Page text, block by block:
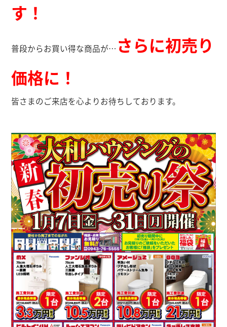
す！
普段からお買い得な商品が… さらに初売り
価格に！
皆さまのご来店を心よりお待ちしております。